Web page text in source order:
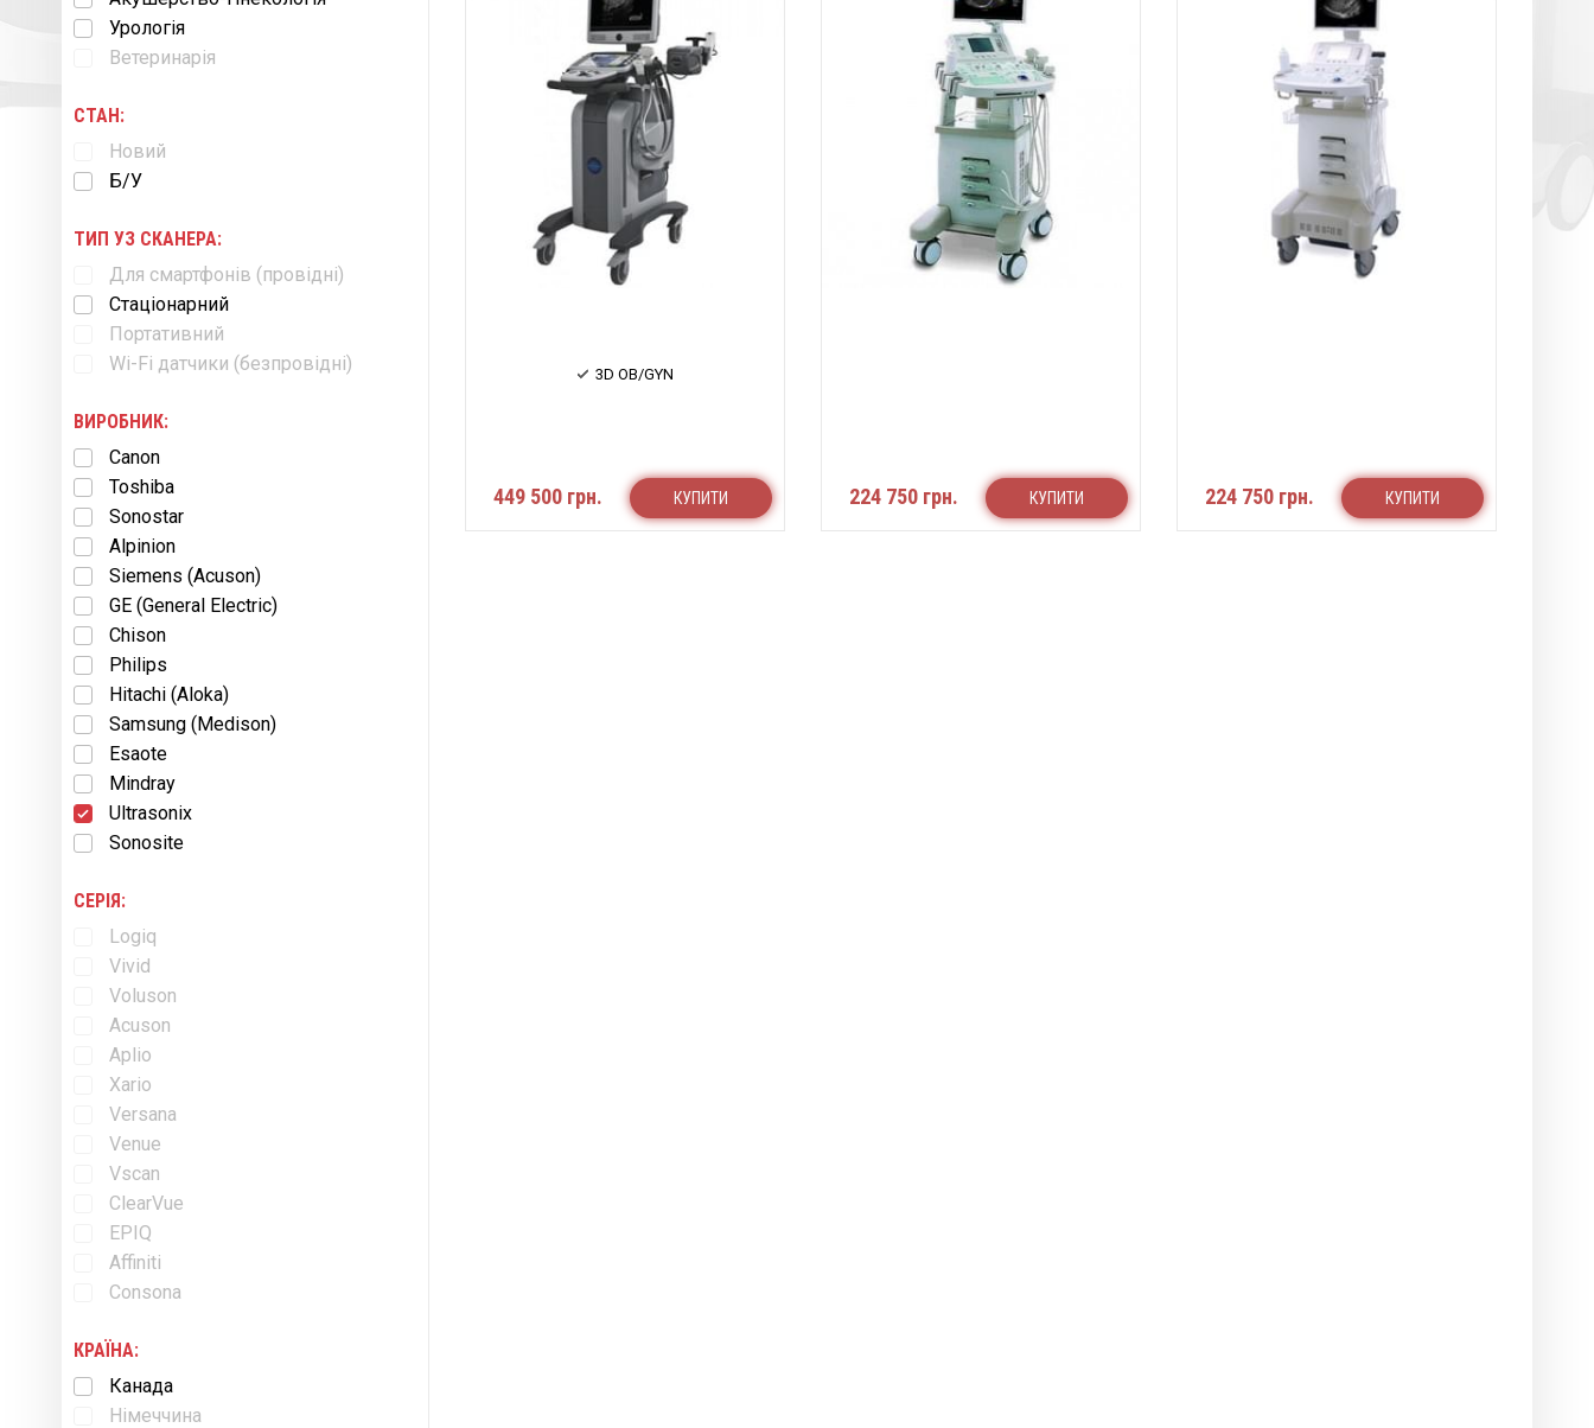
Урологія
Ветеринарія
СТАН:
Новий
Б/У
ТИП УЗ СКАНЕРА:
Для смартфонів (провідні)
Cтаціонарний
Портативний
Wi-Fi датчики (безпровідні)
ВИРОБНИК:
Canon
Toshiba
Sonostar
Alpinion
Siemens (Acuson)
GE (General Electric)
Chison
Philips
Hitachi (Aloka)
Samsung (Medison)
Esaote
Mindray
Ultrasonix
Sonosite
СЕРІЯ:
Logiq
Vivid
Voluson
Acuson
Aplio
Xario
Versana
Venue
Vscan
ClearVue
EPIQ
Affiniti
Consona
КРАЇНА:
Канада
Німеччина
3D OB/GYN
449 500 грн. КУПИТИ 224 750 грн. КУПИТИ 224 750 грн. КУПИТИ